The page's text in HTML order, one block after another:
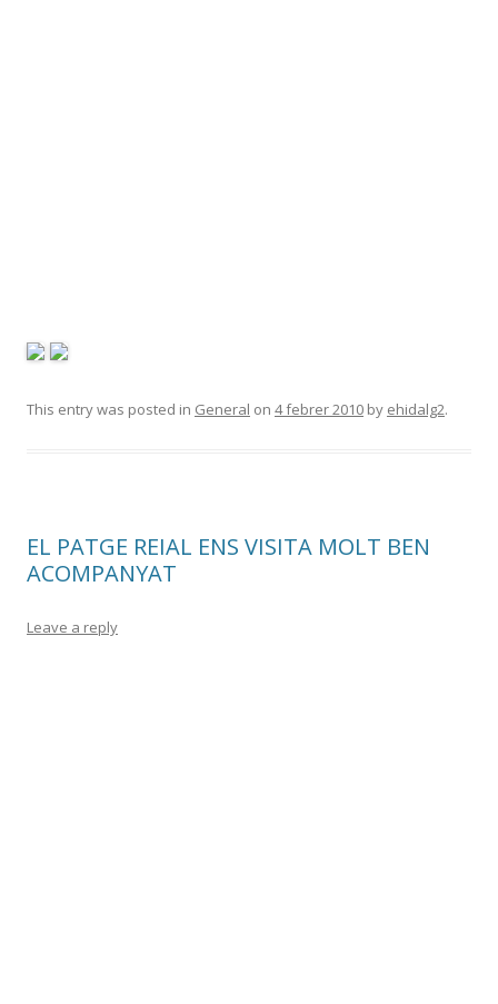
This entry was posted in General on 4 febrer 2010 by ehidalg2.
EL PATGE REIAL ENS VISITA MOLT BEN
ACOMPANYAT
Leave a reply